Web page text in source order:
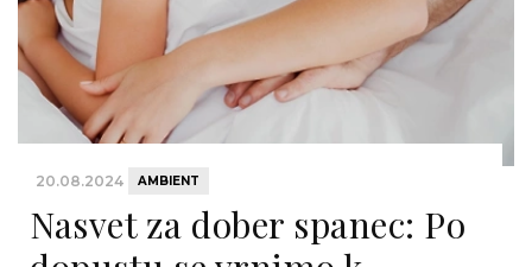
20.08.2024 AMBIENT
Nasvet za dober spanec: Po